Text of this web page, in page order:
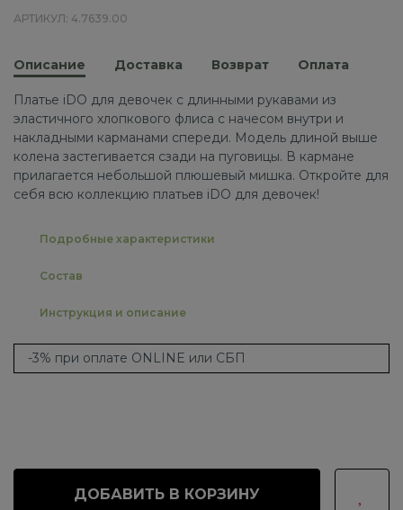
АРТИКУЛ: 4.7639.00
Описание Доставка Возврат Оплата
Платье iDO для девочек с длинными рукавами из
эластичного хлопкового флиса с начесом внутри и
накладными карманами спереди. Модель длиной выше
колена застегивается сзади на пуговицы. В кармане
прилагается небольшой плюшевый мишка. Откройте для
себя всю коллекцию платьев iDO для девочек!
Подробные характеристики
Состав
Инструкция и описание
-3% при оплате ONLINE или СБП
ДОБАВИТЬ В КОРЗИНУ